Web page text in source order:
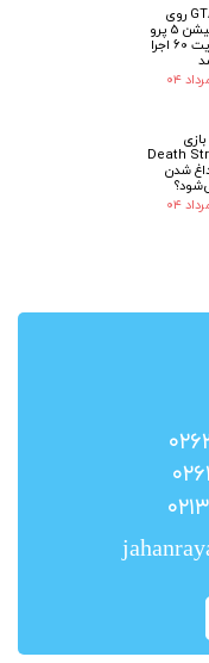
بازی GTA 6 روی
پلی استیشن 5 پرو
با فریم ریت 60 اجرا
Death
شدن